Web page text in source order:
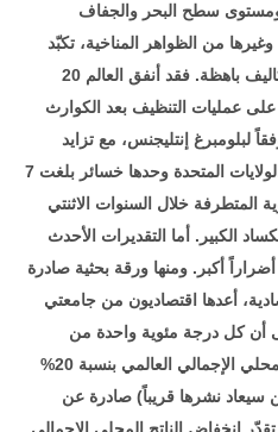
ومستوى سطح البحر والجفاف
من الظواهر المناخية، تكبّد
شعوب العالم والاقتصاد العالمي تكاليف باهظة. فقد أنفق العالم 20
25 عاماً مضت على عمليات التنظيف بعد الكوارث
لبلومبرغ إنتليجنس، مع تزايد
التكاليف السنوية باطراد. وتكبدت الولايات المتحدة وحدها خسائر بلغت 7
المتطرفة خلال السنوات الاثنتي
الكبير. أما التقديرات الأحدث
أكبر. ومنها ورقة بحثية صادرة
أعدها اقتصاديون من جامعتي
أن كل درجة مئوية واحدة من
ارتفاع درجة الحرارة تقلل الناتج المحلي الإجمالي العالمي بنسبة 20%
سيعاد نشرها قريباً) صادرة عن